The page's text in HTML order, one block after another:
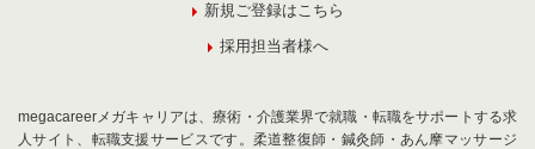
新規ご登録はこちら
採用担当者様へ
megacareerメガキャリアは、療術・介護業界で就職・転職をサポートする求
人サイト、転職支援サービスです。柔道整復師・鍼灸師・あん摩マッサージ